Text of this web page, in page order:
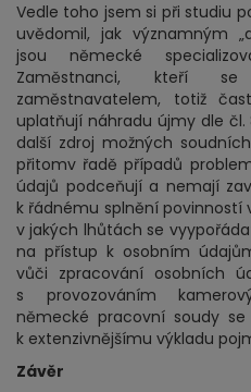
Vedle toho jsem si při studiu
uvědomil, jak významným
jsou německé
Zaměstnanci, kteří
zaměstnavatelem, totiž
uplatňují náhradu újmy dle
další zdroj možných
přitomv řadě případů
údajů podceňují a nemají
k řádnému splnění povinností
v jakých lhůtách se
na přístup k osobním
vůči zpracování osobních
s provozováním
německé pracovní soudy
k extenzivnějšímu výkladu
Závěr